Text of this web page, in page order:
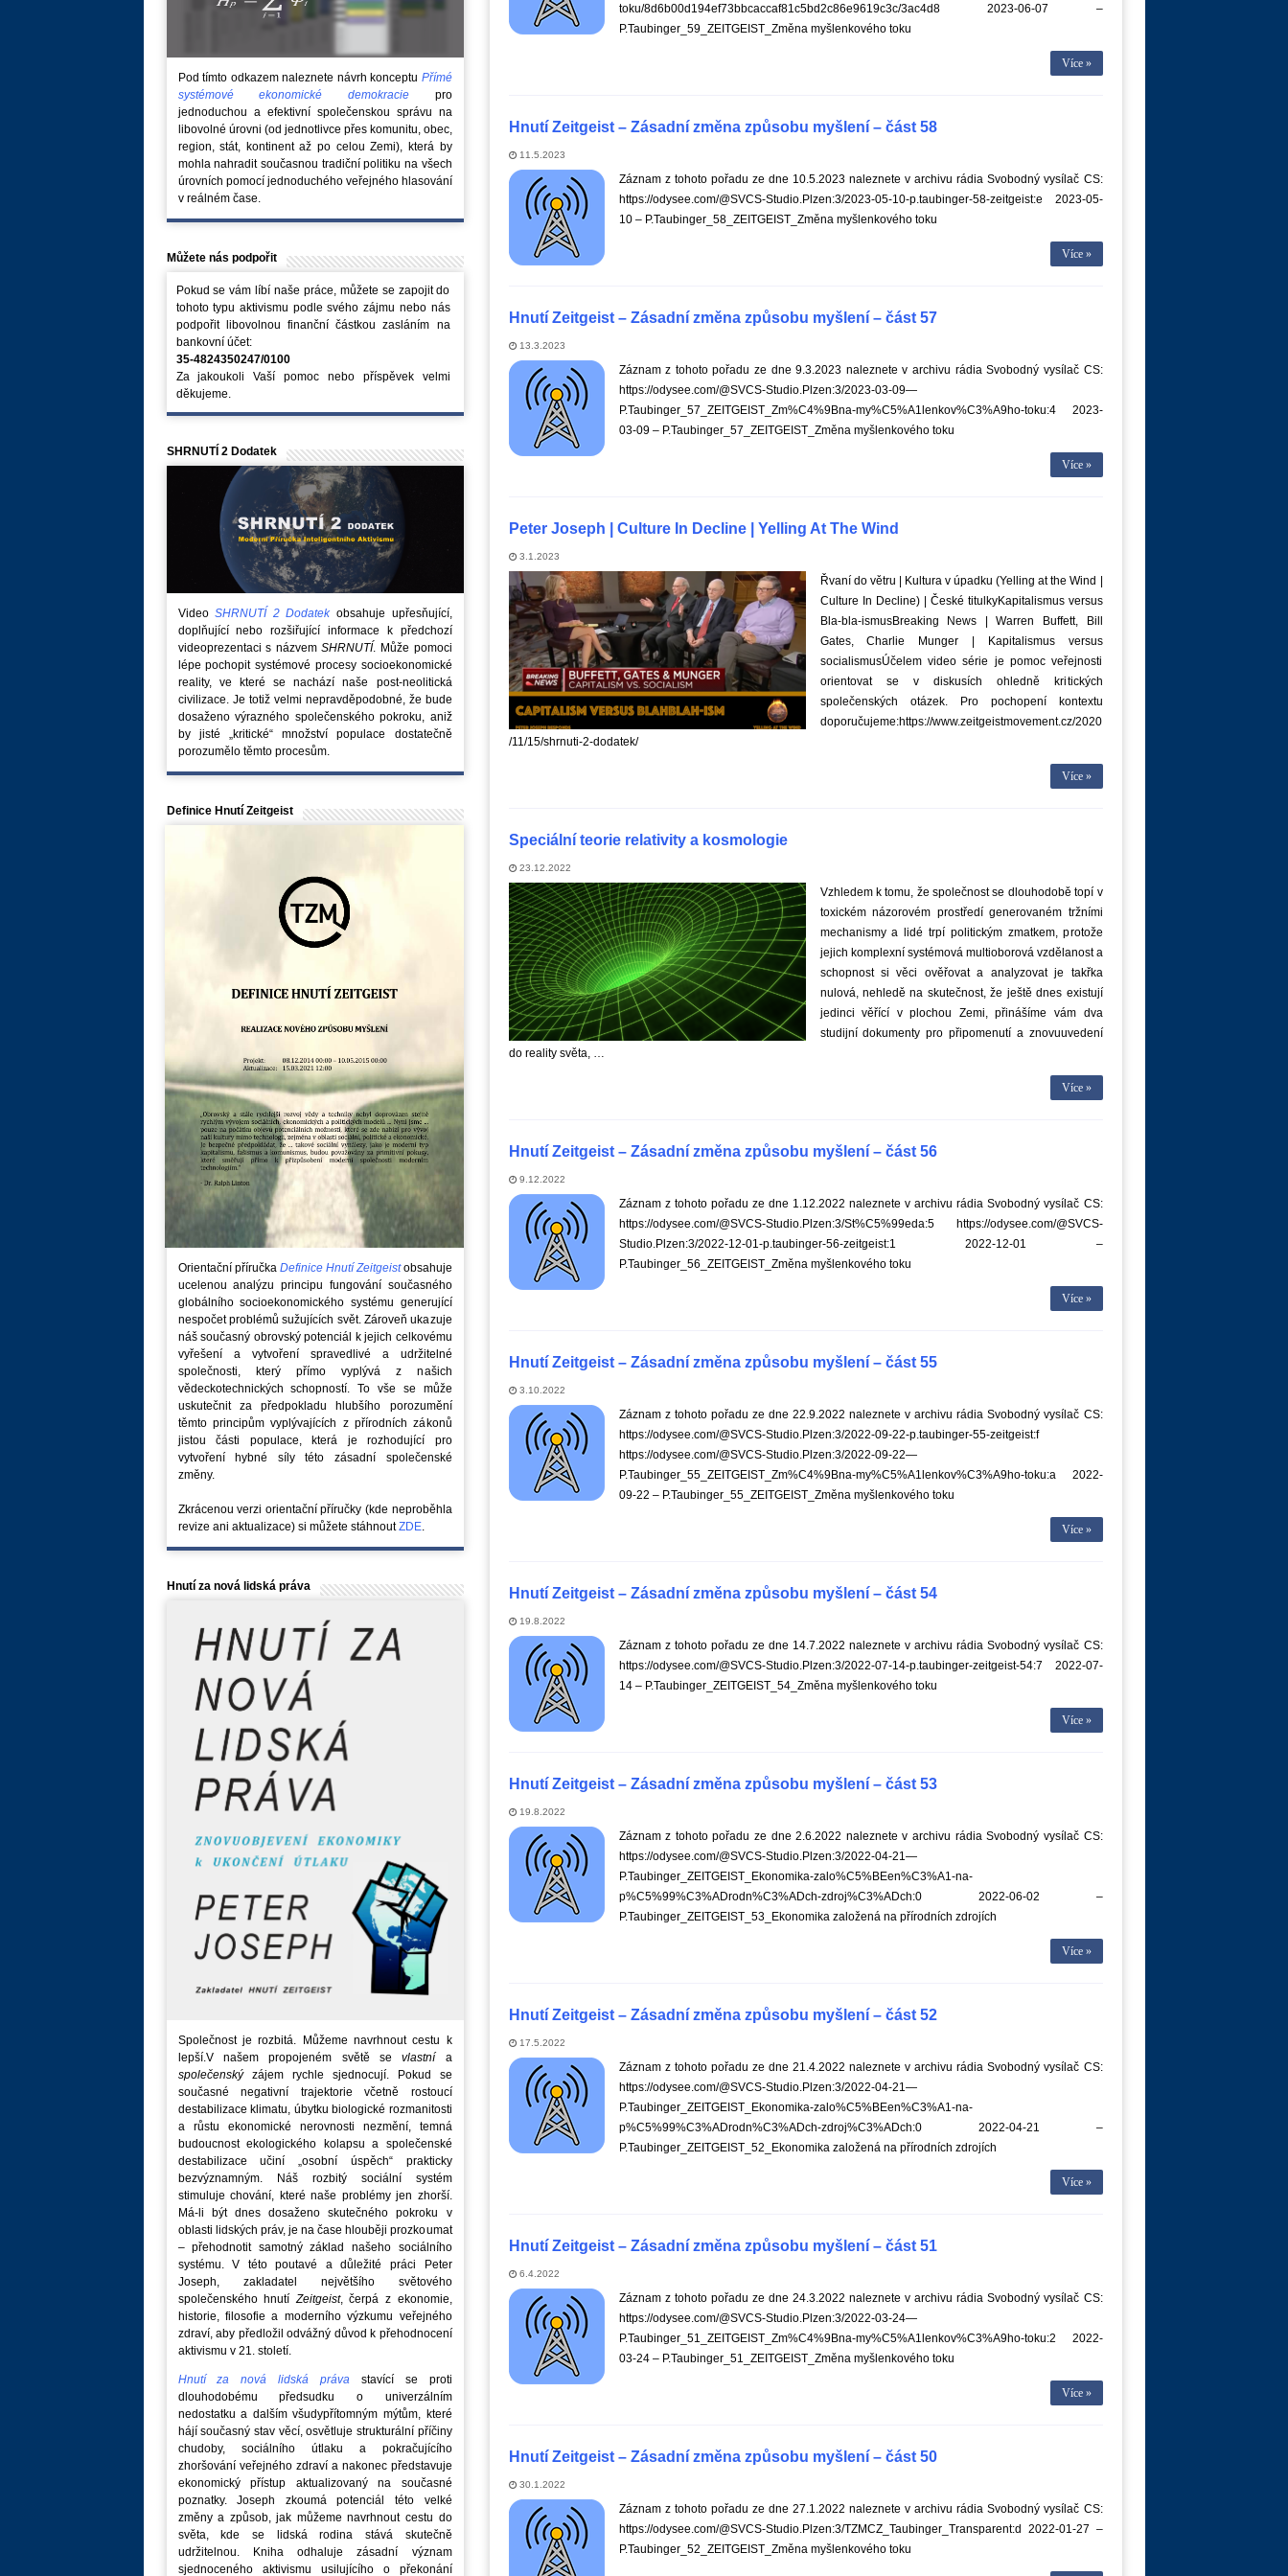
toku/8d6b00d194ef73bbcaccaf81c5bd2c86e9619c3c/3ac4d8 2023-06-07 –
P.Taubinger_59_ZEITGEIST_Změna myšlenkového toku
Více »
Hnutí Zeitgeist – Zásadní změna způsobu myšlení – část 58
11.5.2023
Záznam z tohoto pořadu ze dne 10.5.2023 naleznete v archivu rádia Svobodný vysílač CS:
https://odysee.com/@SVCS-Studio.Plzen:3/2023-05-10-p.taubinger-58-zeitgeist:e 2023-05-
10 – P.Taubinger_58_ZEITGEIST_Změna myšlenkového toku
Více »
Hnutí Zeitgeist – Zásadní změna způsobu myšlení – část 57
13.3.2023
Záznam z tohoto pořadu ze dne 9.3.2023 naleznete v archivu rádia Svobodný vysílač CS:
https://odysee.com/@SVCS-Studio.Plzen:3/2023-03-09—
P.Taubinger_57_ZEITGEIST_Zm%C4%9Bna-my%C5%A1lenkov%C3%A9ho-toku:4 2023-
03-09 – P.Taubinger_57_ZEITGEIST_Změna myšlenkového toku
Více »
Peter Joseph | Culture In Decline | Yelling At The Wind
3.1.2023
Řvaní do větru | Kultura v úpadku (Yelling at the Wind |
Culture In Decline) | České titulkyKapitalismus versus
Bla-bla-ismusBreaking News | Warren Buffett, Bill
Gates, Charlie Munger | Kapitalismus versus
socialismusÚčelem video série je pomoc veřejnosti
orientovat se v diskusích ohledně kritických
společenských otázek. Pro pochopení kontextu
doporučujeme:https://www.zeitgeistmovement.cz/2020
/11/15/shrnuti-2-dodatek/
Více »
Speciální teorie relativity a kosmologie
23.12.2022
Vzhledem k tomu, že společnost se dlouhodobě topí v
toxickém názorovém prostředí generovaném tržními
mechanismy a lidé trpí politickým zmatkem, protože
jejich komplexní systémová multioborová vzdělanost a
schopnost si věci ověřovat a analyzovat je takřka
nulová, nehledě na skutečnost, že ještě dnes existují
jedinci věřící v plochou Zemi, přinášíme vám dva
studijní dokumenty pro připomenutí a znovuuvedení
do reality světa, …
Více »
Hnutí Zeitgeist – Zásadní změna způsobu myšlení – část 56
9.12.2022
Záznam z tohoto pořadu ze dne 1.12.2022 naleznete v archivu rádia Svobodný vysílač CS:
https://odysee.com/@SVCS-Studio.Plzen:3/St%C5%99eda:5 https://odysee.com/@SVCS-
Studio.Plzen:3/2022-12-01-p.taubinger-56-zeitgeist:1 2022-12-01 –
P.Taubinger_56_ZEITGEIST_Změna myšlenkového toku
Více »
Hnutí Zeitgeist – Zásadní změna způsobu myšlení – část 55
3.10.2022
Záznam z tohoto pořadu ze dne 22.9.2022 naleznete v archivu rádia Svobodný vysílač CS:
https://odysee.com/@SVCS-Studio.Plzen:3/2022-09-22-p.taubinger-55-zeitgeist:f
https://odysee.com/@SVCS-Studio.Plzen:3/2022-09-22—
P.Taubinger_55_ZEITGEIST_Zm%C4%9Bna-my%C5%A1lenkov%C3%A9ho-toku:a 2022-
09-22 – P.Taubinger_55_ZEITGEIST_Změna myšlenkového toku
Více »
Hnutí Zeitgeist – Zásadní změna způsobu myšlení – část 54
19.8.2022
Záznam z tohoto pořadu ze dne 14.7.2022 naleznete v archivu rádia Svobodný vysílač CS:
https://odysee.com/@SVCS-Studio.Plzen:3/2022-07-14-p.taubinger-zeitgeist-54:7 2022-07-
14 – P.Taubinger_ZEITGEIST_54_Změna myšlenkového toku
Více »
Hnutí Zeitgeist – Zásadní změna způsobu myšlení – část 53
19.8.2022
Záznam z tohoto pořadu ze dne 2.6.2022 naleznete v archivu rádia Svobodný vysílač CS:
https://odysee.com/@SVCS-Studio.Plzen:3/2022-04-21—
P.Taubinger_ZEITGEIST_Ekonomika-zalo%C5%BEen%C3%A1-na-
p%C5%99%C3%ADrodn%C3%ADch-zdroj%C3%ADch:0 2022-06-02 –
P.Taubinger_ZEITGEIST_53_Ekonomika založená na přírodních zdrojích
Více »
Hnutí Zeitgeist – Zásadní změna způsobu myšlení – část 52
17.5.2022
Záznam z tohoto pořadu ze dne 21.4.2022 naleznete v archivu rádia Svobodný vysílač CS:
https://odysee.com/@SVCS-Studio.Plzen:3/2022-04-21—
P.Taubinger_ZEITGEIST_Ekonomika-zalo%C5%BEen%C3%A1-na-
p%C5%99%C3%ADrodn%C3%ADch-zdroj%C3%ADch:0 2022-04-21 –
P.Taubinger_ZEITGEIST_52_Ekonomika založená na přírodních zdrojích
Více »
Hnutí Zeitgeist – Zásadní změna způsobu myšlení – část 51
6.4.2022
Záznam z tohoto pořadu ze dne 24.3.2022 naleznete v archivu rádia Svobodný vysílač CS:
https://odysee.com/@SVCS-Studio.Plzen:3/2022-03-24—
P.Taubinger_51_ZEITGEIST_Zm%C4%9Bna-my%C5%A1lenkov%C3%A9ho-toku:2 2022-
03-24 – P.Taubinger_51_ZEITGEIST_Změna myšlenkového toku
Více »
Hnutí Zeitgeist – Zásadní změna způsobu myšlení – část 50
30.1.2022
Záznam z tohoto pořadu ze dne 27.1.2022 naleznete v archivu rádia Svobodný vysílač CS:
https://odysee.com/@SVCS-Studio.Plzen:3/TZMCZ_Taubinger_Transparent:d 2022-01-27 –
P.Taubinger_52_ZEITGEIST_Změna myšlenkového toku
Pod tímto odkazem naleznete návrh konceptu Přímé
systémové ekonomické demokracie pro
jednoduchou a efektivní společenskou správu na
libovolné úrovni (od jednotlivce přes komunitu, obec,
region, stát, kontinent až po celou Zemi), která by
mohla nahradit současnou tradiční politiku na všech
úrovních pomocí jednoduchého veřejného hlasování
v reálném čase.
Můžete nás podpořit
Pokud se vám líbí naše práce, můžete se zapojit do
tohoto typu aktivismu podle svého zájmu nebo nás
podpořit libovolnou finanční částkou zasláním na
bankovní účet:
35-4824350247/0100
Za jakoukoli Vaší pomoc nebo příspěvek velmi
děkujeme.
SHRNUTÍ 2 Dodatek
VideoSHRNUTÍ 2 Dodatekobsahuje upřesňující,
doplňující nebo rozšiřující informace k předchozí
videoprezentaci s názvemSHRNUTÍ. Může pomoci
lépe pochopit systémové procesy socioekonomické
reality, ve které se nachází naše post-neolitická
civilizace. Je totiž velmi nepravděpodobné, že bude
dosaženo výrazného společenského pokroku, aniž
by jisté „kritické“ množství populace dostatečně
porozumělo těmto procesům.
Definice Hnutí Zeitgeist
Orientační příručka Definice Hnutí Zeitgeistobsahuje
ucelenou analýzu principu fungování současného
globálního socioekonomického systému generující
nespočet problémů sužujících svět. Zároveň ukazuje
náš současný obrovský potenciál k jejich celkovému
vyřešení a vytvoření spravedlivé a udržitelné
společnosti, který přímo vyplývá z našich
vědeckotechnických schopností. To vše se může
uskutečnit za předpokladu hlubšího porozumění
těmto principům vyplývajících z přírodních zákonů
jistou části populace, která je rozhodující pro
vytvoření hybné síly této zásadní společenské
změny.
Zkrácenou verzi orientační příručky (kde neproběhla
revize ani aktualizace) si můžete stáhnoutZDE.
Hnutí za nová lidská práva
Společnost je rozbitá. Můžeme navrhnout cestu k
lepší.V našem propojeném světě sevlastnía
společenskýzájem rychle sjednocují. Pokud se
současné negativní trajektorie včetně rostoucí
destabilizace klimatu, úbytku biologické rozmanitosti
a růstu ekonomické nerovnosti nezmění, temná
budoucnost ekologického kolapsu a společenské
destabilizace učiní „osobní úspěch“ prakticky
bezvýznamným. Náš rozbitý sociální systém
stimuluje chování, které naše problémy jen zhorší.
Má-li být dnes dosaženo skutečného pokroku v
oblasti lidských práv, je na čase hlouběji prozkoumat
– přehodnotit samotný základ našeho sociálního
systému. V této poutavé a důležité práci Peter
Joseph, zakladatel největšího světového
společenského hnutí Zeitgeist, čerpá z ekonomie,
historie, filosofie a moderního výzkumu veřejného
zdraví, aby předložil odvážný důvod k přehodnocení
aktivismu v 21. století.
Hnutí za nová lidská práva stavící se proti
dlouhodobému předsudku o univerzálním
nedostatku a dalším všudypřítomným mýtům, které
hájí současný stav věcí, osvětluje strukturální příčiny
chudoby, sociálního útlaku a pokračujícího
zhoršování veřejného zdraví a nakonec představuje
ekonomický přístup aktualizovaný na současné
poznatky. Joseph zkoumá potenciál této velké
změny a způsob, jak můžeme navrhnout cestu do
světa, kde se lidská rodina stává skutečně
udržitelnou. Kniha odhaluje zásadní význam
sjednoceného aktivismu usilujícího o překonání